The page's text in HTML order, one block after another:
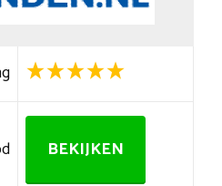
BEKIJKEN